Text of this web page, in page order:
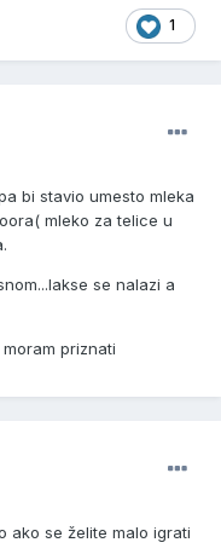
1
bi stavio umesto mleka
mleko za telice u
se nalazi a
priznati
ako se želite malo igrati